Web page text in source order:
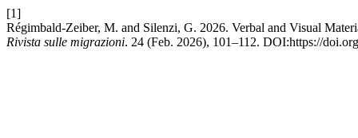
[1]
Régimbald-Zeiber, M. and Silenzi, G. 2026. Verbal and Visual
Rivista sulle migrazioni. 24 (Feb. 2026), 101–112. DOI:https://